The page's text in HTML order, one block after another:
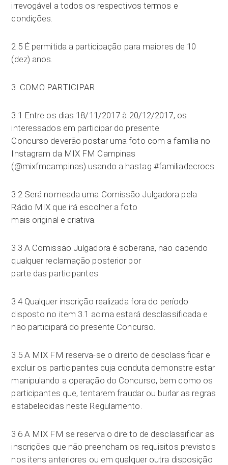
irrevogável a todos os respectivos termos e
condições.
2.5 É permitida a participação para maiores de 10
(dez) anos.
3. COMO PARTICIPAR
3.1 Entre os dias 18/11/2017 à 20/12/2017, os
interessados em participar do presente
Concurso deverão postar uma foto com a família no
Instagram da MIX FM Campinas
(@mixfmcampinas) usando a hastag #familiadecrocs.
3.2 Será nomeada uma Comissão Julgadora pela
Rádio MIX que irá escolher a foto
mais original e criativa.
3.3 A Comissão Julgadora é soberana, não cabendo
qualquer reclamação posterior por
parte das participantes.
3.4 Qualquer inscrição realizada fora do período
disposto no item 3.1 acima estará desclassificada e
não participará do presente Concurso.
3.5 A MIX FM reserva-se o direito de desclassificar e
excluir os participantes cuja conduta demonstre estar
manipulando a operação do Concurso, bem como os
participantes que, tentarem fraudar ou burlar as regras
estabelecidas neste Regulamento.
3.6 A MIX FM se reserva o direito de desclassificar as
inscrições que não preencham os requisitos previstos
nos itens anteriores ou em qualquer outra disposição